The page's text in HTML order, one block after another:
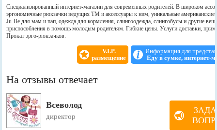
Специализированный интернет-магазин для современных родителей. В широком
эргономичные рюкзачки ведущих ТМ и аксессуары к ним, уникальные американские
Ju-Be для мам и пап, одежда для кормления, слингоодежда, слингобусы и другие
приспособления в помощь молодым родителям. Гибкие цены. Услуги доставки,
Прокат эрго-рюкзачков.
V.I.P.
размещение
Информация для
Еду в сумке, интернет-
На отзывы отвечает
Всеволод
директор